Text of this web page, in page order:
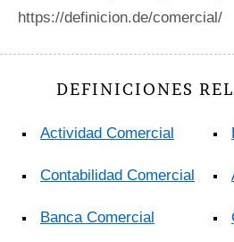
https://definicion.de/comercial/
DEFINICIONES
Actividad Comercial
Contabilidad Comercial
Banca Comercial